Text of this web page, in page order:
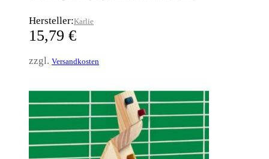
Hersteller:Karlie
15,79 €
zzgl. Versandkosten